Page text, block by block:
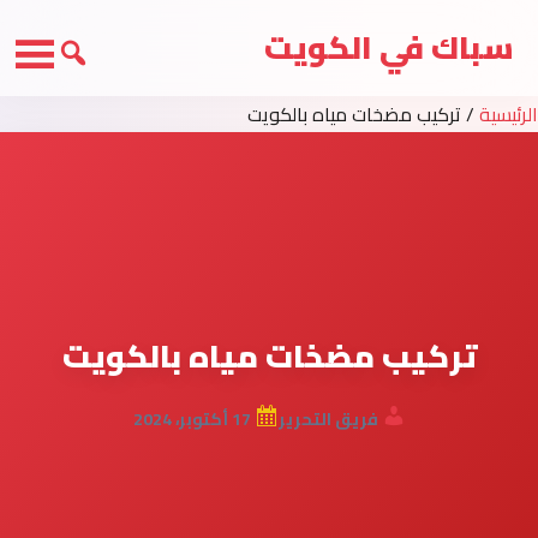
سباك في الكويت
الرئيسية/تركيب مضخات مياه بالكويت
تركيب مضخات مياه بالكويت
فريق التحرير